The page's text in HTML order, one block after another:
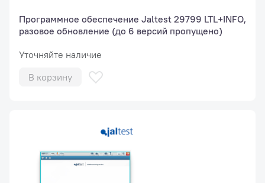
Программное обеспечение Jaltest 29799 LTL+INFO,
разовое обновление (до 6 версий пропущено)
Уточняйте наличие
В корзину